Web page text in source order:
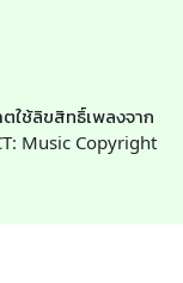
ใช้ลิขสิทธิ์เพลงจาก
Music Copyright